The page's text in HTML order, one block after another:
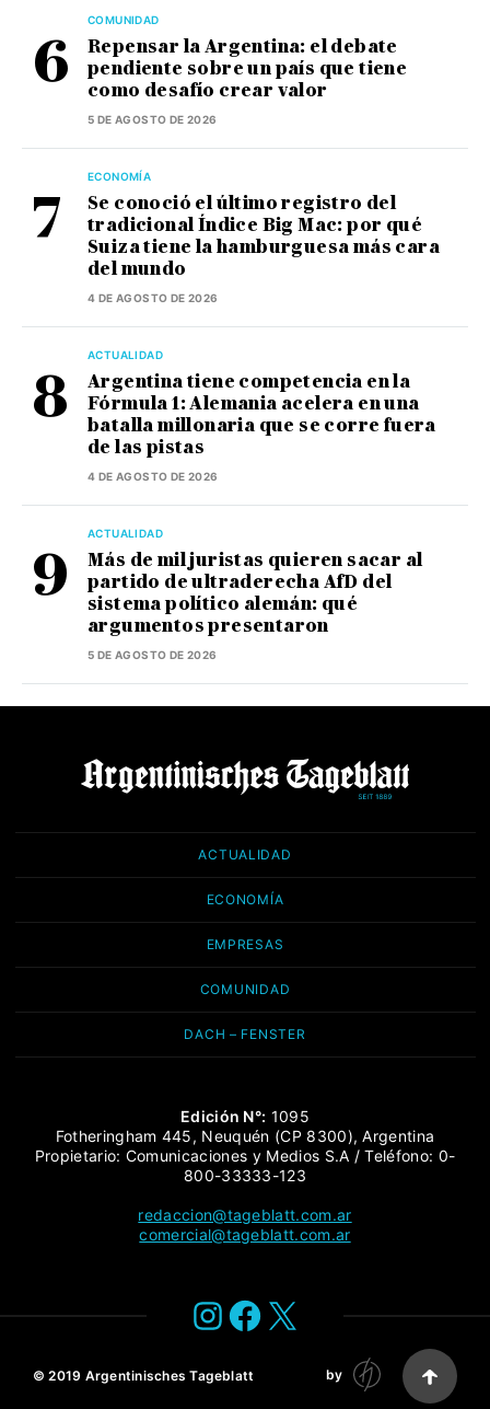
COMUNIDAD
Repensar la Argentina: el debate
pendiente sobre un país que tiene
como desafío crear valor
5 DE AGOSTO DE 2026
ECONOMÍA
Se conoció el último registro del
tradicional Índice Big Mac: por qué
Suiza tiene la hamburguesa más cara
del mundo
4 DE AGOSTO DE 2026
ACTUALIDAD
Argentina tiene competencia en la
Fórmula 1: Alemania acelera en una
batalla millonaria que se corre fuera
de las pistas
4 DE AGOSTO DE 2026
ACTUALIDAD
Más de mil juristas quieren sacar al
partido de ultraderecha AfD del
sistema político alemán: qué
argumentos presentaron
5 DE AGOSTO DE 2026
ACTUALIDAD
ECONOMÍA
EMPRESAS
COMUNIDAD
DACH – FENSTER
Edición N°: 1095
Fotheringham 445, Neuquén (CP 8300), Argentina
Propietario: Comunicaciones y Medios S.A / Teléfono: 0-
800-33333-123
redaccion@tageblatt.com.ar
comercial@tageblatt.com.ar
Instagram
Facebook
X
© 2019 Argentinisches Tageblatt by